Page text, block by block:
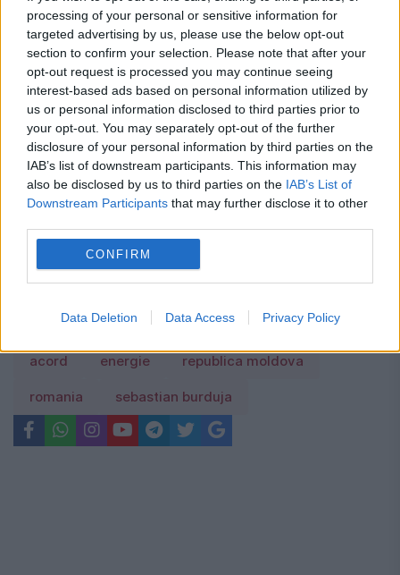
processing of your personal or sensitive information for
targeted advertising by us, please use the below opt-out
section to confirm your selection. Please note that after your
opt-out request is processed you may continue seeing
interest-based ads based on personal information utilized by
us or personal information disclosed to third parties prior to
your opt-out. You may separately opt-out of the further
disclosure of your personal information by third parties on the
IAB’s list of downstream participants. This information may
also be disclosed by us to third parties on the IAB’s List of
Downstream Participants that may further disclose it to other
CONFIRM
Data Deletion Data Access Privacy Policy
către CNTEE „Transelectrica” SA, conform
newsmaker.md.
Locuiești la bloc? 10 reguli pe care mulți
proprietari le înțeleg greșit și ajung să
plătească mai mult.Ce spune legea
Concediu 2026. Dreptul pe care mulți
salariați nu îl cunosc. Când se pot pierde
zilele de concediu și când nu
acord energie republica moldova
romania sebastian burduja